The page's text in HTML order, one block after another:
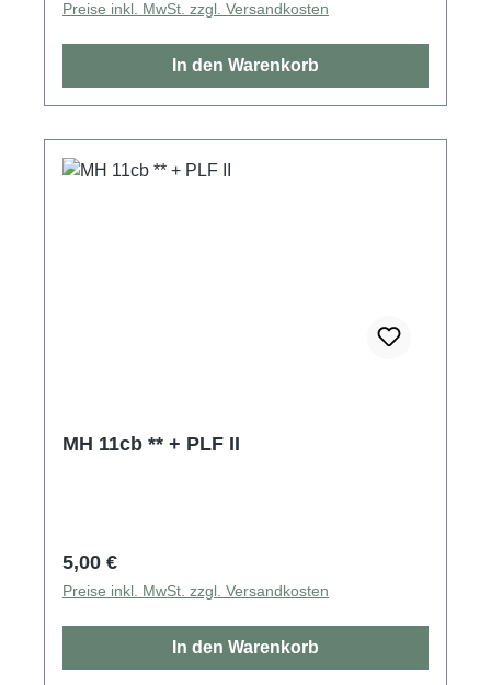
Preise inkl. MwSt. zzgl. Versandkosten
In den Warenkorb
MH 11cb ** + PLF II
Regulärer Preis:
5,00 €
Preise inkl. MwSt. zzgl. Versandkosten
In den Warenkorb